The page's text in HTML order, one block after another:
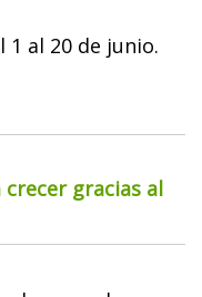
1 al 20 de junio.
crecer gracias al